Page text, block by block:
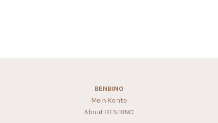
BENBINO
Mein Konto
About BENBINO